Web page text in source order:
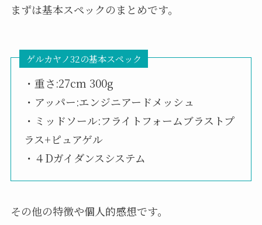
まずは基本スペックのまとめです。
ゲルカヤノ32の基本スペック
・重さ:27cm 300g
・アッパー:エンジニアードメッシュ
・ミッドソール:フライトフォームブラストプ
ラス+ピュアゲル
・４Dガイダンスシステム
その他の特徴や個人的感想です。